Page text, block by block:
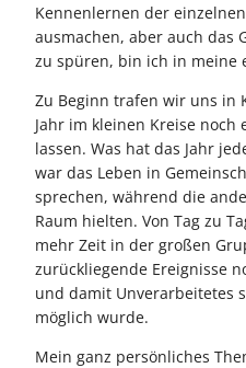
Kennenlernen der
ausmachen, aber auch das
zu spüren, bin ich in meine
Zu Beginn trafen wir uns in
Jahr im kleinen Kreise noch
lassen. Was hat das Jahr
war das Leben in
sprechen, während die
Raum hielten. Von Tag zu
mehr Zeit in der großen
zurückliegende Ereignisse
und damit Unverarbeitetes
möglich wurde.
Mein ganz persönliches